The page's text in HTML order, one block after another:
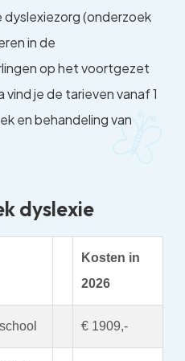
dyslexiezorg (onderzoek
in de
op het voortgezet
je de tarieven vanaf 1
en behandeling van
dyslexie
Kosten in
2026
€ 1909,-